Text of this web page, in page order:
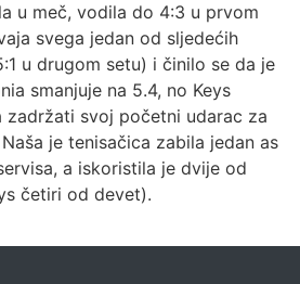
u meč, vodila do 4:3 u prvom
svega jedan od sljedećih
u drugom setu) i činilo se da je
smanjuje na 5.4, no Keys
zadržati svoj početni udarac za
je tenisačica zabila jedan as
a iskoristila je dvije od
četiri od devet).